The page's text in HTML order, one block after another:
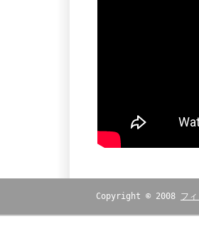
Copyright © 2008 フ